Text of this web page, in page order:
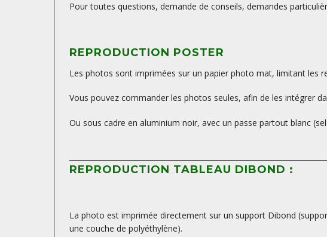
Pour toutes questions, demande de conseils, demandes
REPRODUCTION POSTER
Les photos sont imprimées sur un papier photo mat, limitant les
Vous pouvez commander les photos seules, afin de les intégrer
Ou sous cadre en aluminium noir, avec un passe partout blanc
REPRODUCTION TABLEAU DIBOND :
La photo est imprimée directement sur un support Dibond
une couche de polyéthylène).